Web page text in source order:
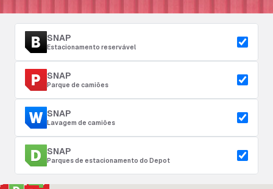
SNAP
Estacionamento reservável
SNAP
Parque de camiões
SNAP
Lavagem de camiões
SNAP
Parques de estacionamento do Depot